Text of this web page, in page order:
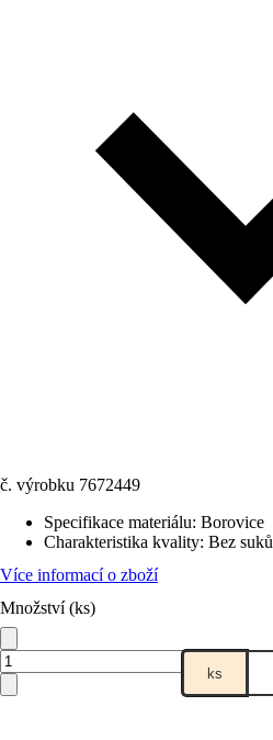
č. výrobku 7672449
Specifikace materiálu: Borovice
Charakteristika kvality: Bez suků
Více informací o zboží
Množství (ks)
ks